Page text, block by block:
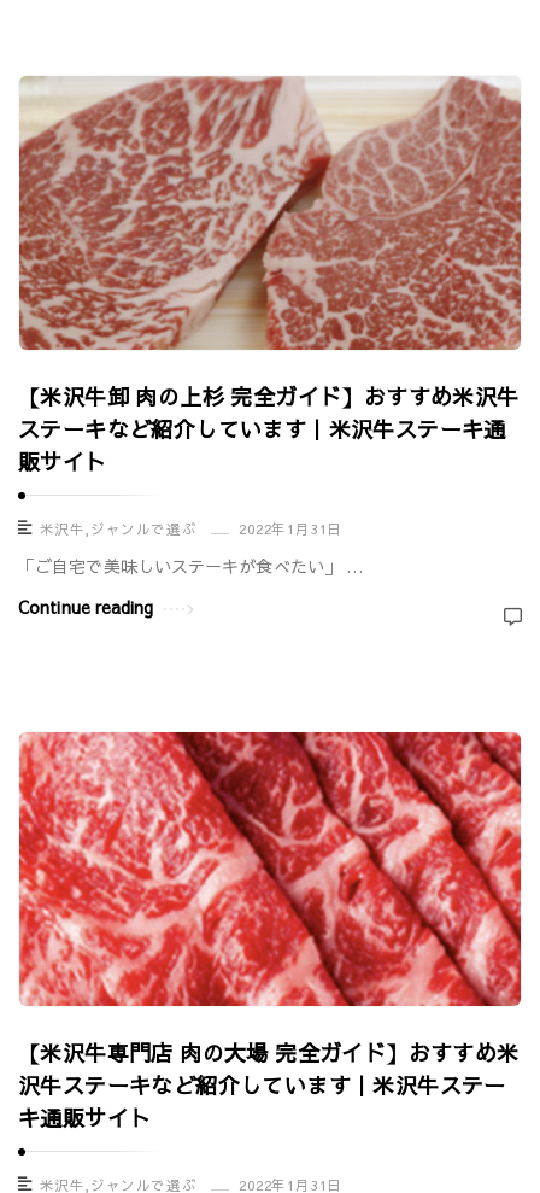
【米沢牛卸 肉の上杉 完全ガイド】おすすめ米沢牛
ステーキなど紹介しています｜米沢牛ステーキ通
販サイト
米沢牛 ジャンルで選ぶ 2022年1月31日
「ご自宅で美味しいステーキが食べたい」 …
Continue reading
【米沢牛専門店 肉の大場 完全ガイド】おすすめ米
沢牛ステーキなど紹介しています｜米沢牛ステー
キ通販サイト
米沢牛 ジャンルで選ぶ 2022年1月31日